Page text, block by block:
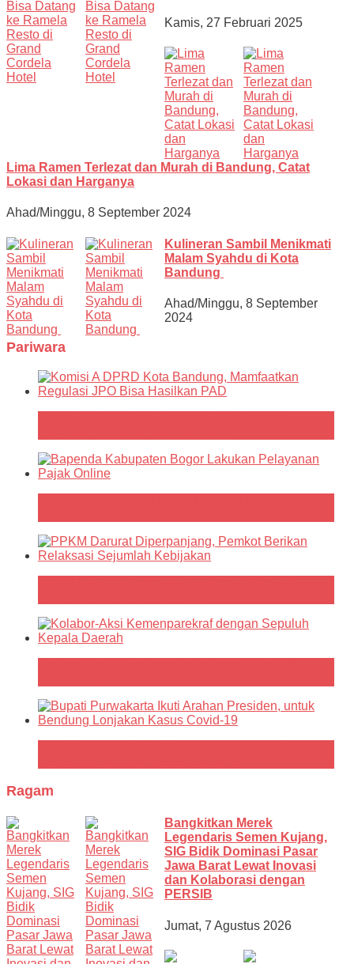
Kamis, 27 Februari 2025
Lima Ramen Terlezat dan Murah di Bandung, Catat
Lokasi dan Harganya
Ahad/Minggu, 8 September 2024
Kulineran Sambil Menikmati
Malam Syahdu di Kota
Bandung
Ahad/Minggu, 8 September
2024
Pariwara
Ragam
Bangkitkan Merek
Legendaris Semen Kujang,
SIG Bidik Dominasi Pasar
Jawa Barat Lewat Inovasi
dan Kolaborasi dengan
PERSIB
Jumat, 7 Agustus 2026